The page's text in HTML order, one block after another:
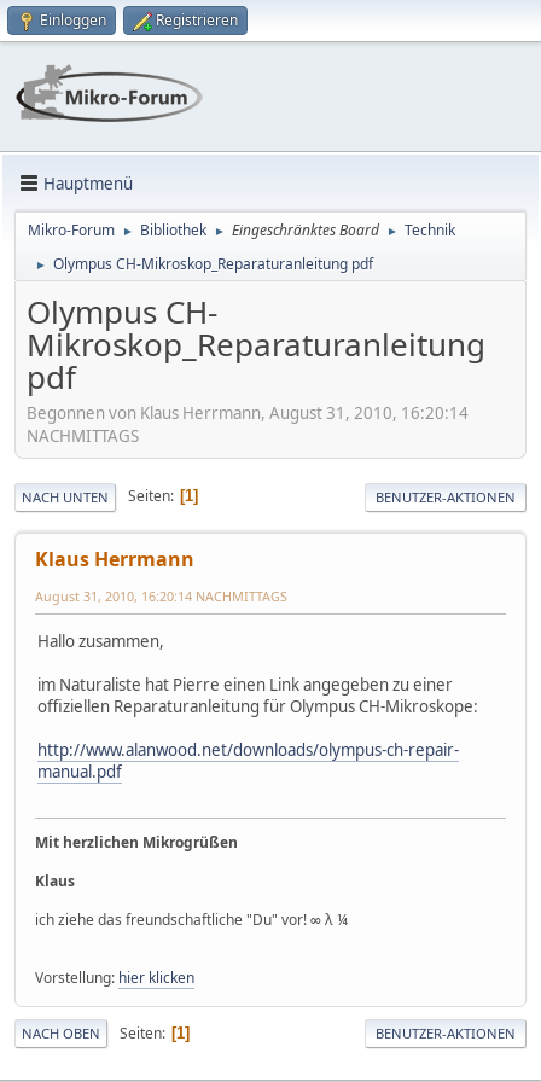
Einloggen Registrieren
Hauptmenü
Mikro-Forum ► Bibliothek ► Eingeschränktes Board ► Technik
► Olympus CH-Mikroskop_Reparaturanleitung pdf
Olympus CH-
Mikroskop_Reparaturanleitung
pdf
Begonnen von Klaus Herrmann, August 31, 2010, 16:20:14
NACHMITTAGS
NACH UNTEN Seiten 1 BENUTZER-AKTIONEN
Klaus Herrmann
August 31, 2010, 16:20:14 NACHMITTAGS
Hallo zusammen,
im Naturaliste hat Pierre einen Link angegeben zu einer
offiziellen Reparaturanleitung für Olympus CH-Mikroskope:
http://www.alanwood.net/downloads/olympus-ch-repair-
manual.pdf
Mit herzlichen Mikrogrüßen
Klaus
ich ziehe das freundschaftliche "Du" vor! ∞ λ ¼
Vorstellung: hier klicken
NACH OBEN Seiten 1 BENUTZER-AKTIONEN